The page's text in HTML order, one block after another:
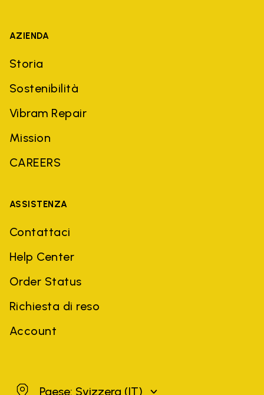
AZIENDA
Storia
Sostenibilità
Vibram Repair
Mission
CAREERS
ASSISTENZA
Contattaci
Help Center
Order Status
Richiesta di reso
Account
SvizzeraPaese: Svizzera (IT)